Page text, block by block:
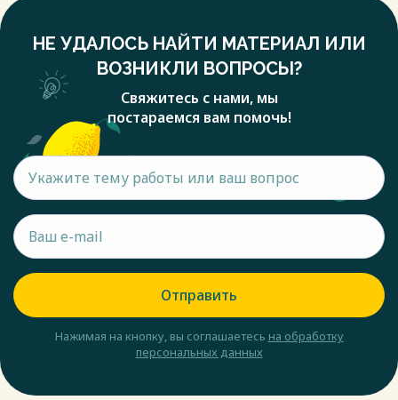
НЕ УДАЛОСЬ НАЙТИ МАТЕРИАЛ ИЛИ
ВОЗНИКЛИ ВОПРОСЫ?
Свяжитесь с нами, мы
постараемся вам помочь!
Отправить
Нажимая на кнопку, вы соглашаетесь на обработку
персональных данных